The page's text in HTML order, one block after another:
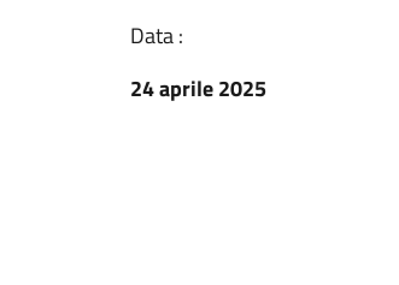
Data :
24 aprile 2025